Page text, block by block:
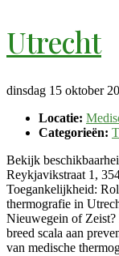
Utrecht
dinsdag 15 oktober
Locatie:
Categorieën:
Bekijk
Reykjavikstraat 1,
Toegankelijkheid:
thermografie in
Nieuwegein of
breed scala aan
van medische